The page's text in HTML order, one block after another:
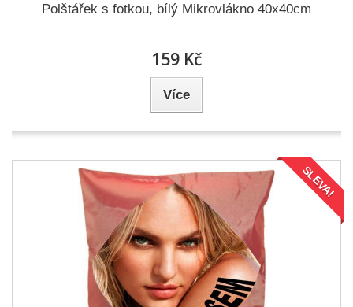
Polštářek s fotkou, bílý Mikrovlákno 40x40cm
159 Kč
Více
SLEVA!